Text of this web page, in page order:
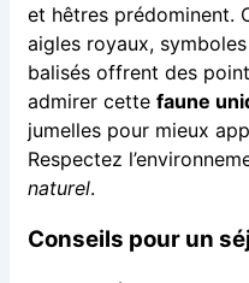
et hêtres prédominent.
aigles royaux,
balisés offrent des
admirer cette faune
jumelles pour mieux
Respectez
naturel.
Conseils pour un